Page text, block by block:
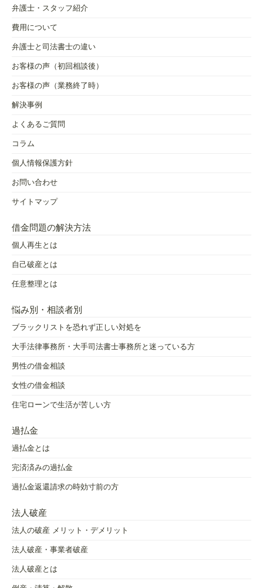
弁護士・スタッフ紹介
費用について
弁護士と司法書士の違い
お客様の声（初回相談後）
お客様の声（業務終了時）
解決事例
よくあるご質問
コラム
個人情報保護方針
お問い合わせ
サイトマップ
借金問題の解決方法
個人再生とは
自己破産とは
任意整理とは
悩み別・相談者別
ブラックリストを恐れず正しい対処を
大手法律事務所・大手司法書士事務所と迷っている方
男性の借金相談
女性の借金相談
住宅ローンで生活が苦しい方
過払金
過払金とは
完済済みの過払金
過払金返還請求の時効寸前の方
法人破産
法人の破産 メリット・デメリット
法人破産・事業者破産
法人破産とは